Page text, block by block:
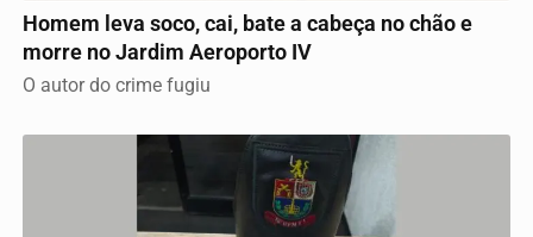
Homem leva soco, cai, bate a cabeça no chão e
morre no Jardim Aeroporto IV
O autor do crime fugiu